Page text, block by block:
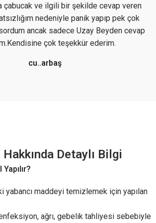
çabucak ve ilgili bir şekilde cevap veren
nedeniyle panik yapıp pek çok
ancak sadece Uzay Beyden cevap
çok teşekkür ederim.
cu..arbaş
Detaylı Bilgi
yabancı maddeyi temizlemek için yapılan
ağrı, gebelik tahliyesi sebebiyle